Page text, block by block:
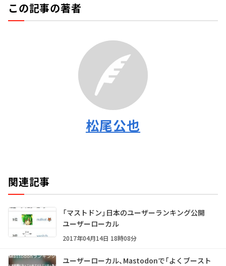
この記事の著者
松尾公也
関連記事
「マストドン」日本のユーザーランキング公開
ユーザーローカル
2017年04月14日 18時08分
ユーザーローカル、Mastodonで「よくブースト